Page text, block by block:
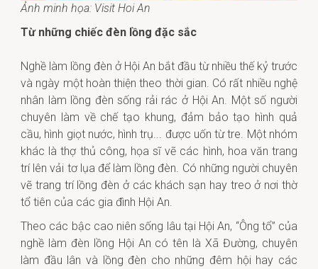
Ảnh minh họa: Visit Hoi An
Từ những chiếc đèn lồng đặc sắc
Nghề làm lồng đèn ở Hội An bắt đầu từ nhiều thế kỷ trước
và ngày một hoàn thiện theo thời gian. Có rất nhiều nghệ
nhân làm lồng đèn sống rải rác ở Hội An. Một số người
chuyên làm về chế tạo khung, đảm bảo tạo hình quả
cầu, hình giọt nước, hình trụ... được uốn từ tre. Một nhóm
khác là thợ thủ công, họa sĩ vẽ các hình, hoa văn trang
trí lên vải tơ lụa để làm lồng đèn. Có những người chuyên
vẽ trang trí lồng đèn ở các khách sạn hay treo ở nơi thờ
tổ tiên của các gia đình Hội An.
Theo các bậc cao niên sống lâu tại Hội An, “Ông tổ” của
nghề làm đèn lồng Hội An có tên là Xã Đường, chuyên
làm đầu lân và lồng đèn cho những đêm hội hay các